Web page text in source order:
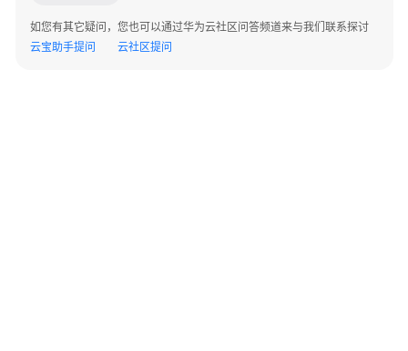
数
据
如您有其它疑问，您也可以通过华为云社区问答频道来与我们联系探讨
云宝助手提问
云社区提问